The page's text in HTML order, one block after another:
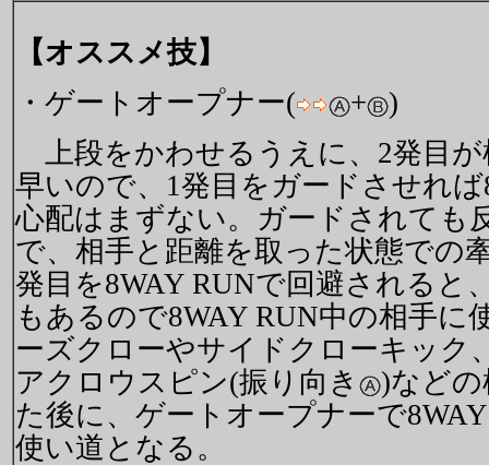
【オススメ技】
・ゲートオープナー(
+
)
上段をかわせるうえに、2発目
早いので、1発目をガードさせれ
心配はまずない。ガードされても
で、相手と距離を取った状態での
発目を8WAY RUNで回避されると
もあるので8WAY RUN中の相手
ーズクローやサイドクローキック
アクロウスピン(振り向き
)など
た後に、ゲートオープナーで
使い道となる。